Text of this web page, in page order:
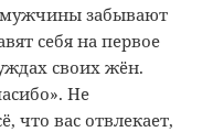
забывают
себя на первое
своих жён.
Не
что вас отвлекает,